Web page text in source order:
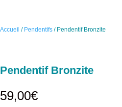
Accueil / Pendentifs / Pendentif Bronzite
Pendentif Bronzite
59,00€